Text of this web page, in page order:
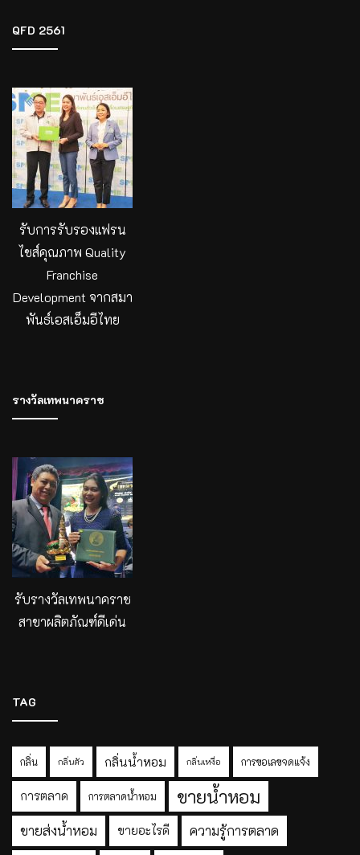
QFD 2561
รับการรับรองแฟรน
ไชส์คุณภาพ Quality
Franchise
Development จากสมา
พันธ์เอสเอ็มอีไทย
รางวัลเทพนาคราช
รับรางวัลเทพนาคราช
สาขาผลิตภัณฑ์ดีเด่น
TAG
กลิ่น กลิ่นตัว กลิ่นน้ำหอม กลิ่นเหงื่อ การขอเลขจดแจ้ง
การตลาด การตลาดน้ำหอม ขายน้ำหอม
ขายส่งน้ำหอม ขายอะไรดี ความรู้การตลาด